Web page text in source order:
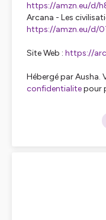
https://amzn.eu/d/
Arcana - Les
https://amzn.eu/d/
Site Web : https://
Hébergé par Ausha.
confidentialitepour